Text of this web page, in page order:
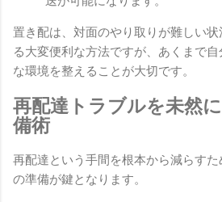
置き配は、対面のやり取りが難しい
る大変便利な方法ですが、あくまで
な環境を整えることが大切です。
再配達トラブルを未然
備術
再配達という手間を根本から減らす
の準備が鍵となります。